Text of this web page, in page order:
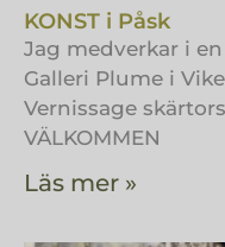
KONST i Påsk
Jag medverkar i
Galleri Plume i
Vernissage
VÄLKOMMEN
Läs mer »